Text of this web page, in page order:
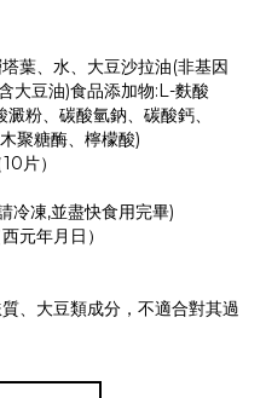
葉、水、大豆沙拉油(非基因
大豆油)食品添加物:L-麩酸
粉、碳酸氫鈉、碳酸鈣、
聚糖酶、檸檬酸)
片）
冷凍,並盡快食用完畢)
元年月日）
、大豆類成分，不適合對其過